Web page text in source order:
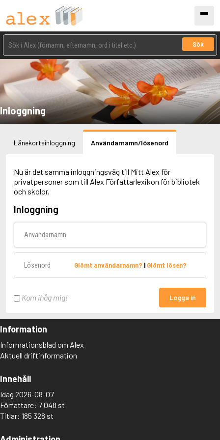
Sök
Inloggning
Lånekortsinloggning Användarnamn/lösenord
Nu är det samma inloggningsväg till Mitt Alex för
privatpersoner som till Alex Författarlexikon för bibliotek
och skolor.
Inloggning
Glömt användarnamn? | Glömt lösen?
Kom ihåg mig! Logga in
Information
Informationsblad om Alex
Aktuell driftinformation
Innehåll
Idag 2026-08-07
Författare: 7 048 st
Titlar: 185 328 st